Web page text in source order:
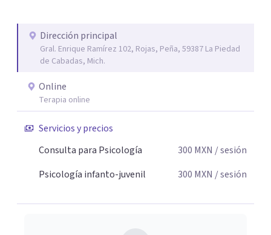
Dirección principal
Gral. Enrique Ramírez 102, Rojas, Peña, 59387 La Piedad
de Cabadas, Mich.
Online
Terapia online
Servicios y precios
Consulta para Psicología
300 MXN / sesión
Psicología infanto-juvenil
300 MXN / sesión